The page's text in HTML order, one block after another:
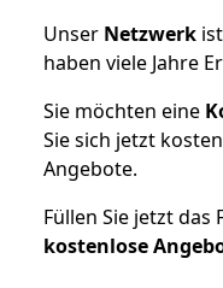
Unser Netzwerk
haben viele Jahre
Sie möchten eine
Sie sich jetzt
Angebote.
Füllen Sie jetzt
kostenlose